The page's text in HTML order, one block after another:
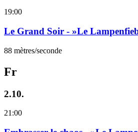
19:00
Le Grand Soir - »Le
88 mètres/seconde
Fr
2.10.
21:00